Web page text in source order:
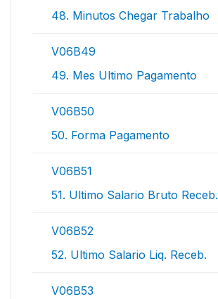
48. Minutos Chegar Trabalho
V06B49
49. Mes Ultimo Pagamento
V06B50
50. Forma Pagamento
V06B51
51. Ultimo Salario Bruto Receb.
V06B52
52. Ultimo Salario Liq. Receb.
V06B53